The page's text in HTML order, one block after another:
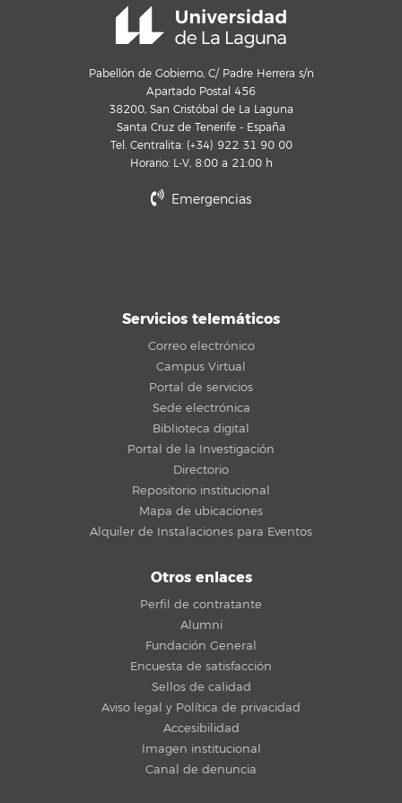
Pabellón de Gobierno, C/ Padre Herrera s/n
Apartado Postal 456
38200, San Cristóbal de La Laguna
Santa Cruz de Tenerife - España
Tel. Centralita: (+34) 922 31 90 00
Horario: L-V, 8:00 a 21:00 h
Emergencias
Servicios telemáticos
Correo electrónico
Campus Virtual
Portal de servicios
Sede electrónica
Biblioteca digital
Portal de la Investigación
Directorio
Repositorio institucional
Mapa de ubicaciones
Alquiler de Instalaciones para Eventos
Otros enlaces
Perfil de contratante
Alumni
Fundación General
Encuesta de satisfacción
Sellos de calidad
Aviso legal y Política de privacidad
Accesibilidad
Imagen institucional
Canal de denuncia